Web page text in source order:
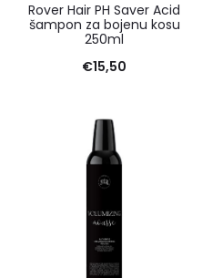
Rover Hair PH Saver Acid
šampon za bojenu kosu
250ml
€15,50